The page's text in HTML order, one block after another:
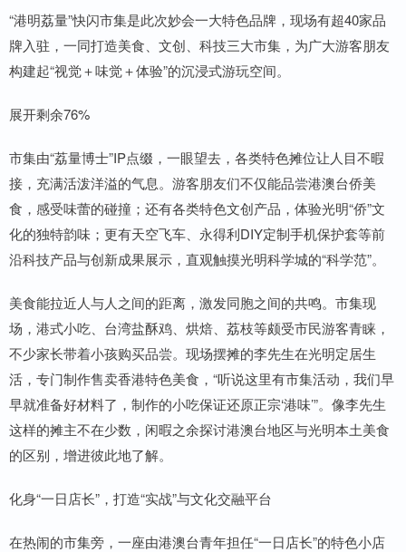
“港明荔量”快闪市集是此次妙会一大特色品牌，现场有超40家品
牌入驻，一同打造美食、文创、科技三大市集，为广大游客朋友
构建起“视觉＋味觉＋体验”的沉浸式游玩空间。
展开剩余76%
市集由“荔量博士”IP点缀，一眼望去，各类特色摊位让人目不暇
接，充满活泼洋溢的气息。游客朋友们不仅能品尝港澳台侨美
食，感受味蕾的碰撞；还有各类特色文创产品，体验光明“侨”文
化的独特韵味；更有天空飞车、永得利DIY定制手机保护套等前
沿科技产品与创新成果展示，直观触摸光明科学城的“科学范”。
美食能拉近人与人之间的距离，激发同胞之间的共鸣。市集现
场，港式小吃、台湾盐酥鸡、烘焙、荔枝等颇受市民游客青睐，
不少家长带着小孩购买品尝。现场摆摊的李先生在光明定居生
活，专门制作售卖香港特色美食，“听说这里有市集活动，我们早
早就准备好材料了，制作的小吃保证还原正宗‘港味’”。像李先生
这样的摊主不在少数，闲暇之余探讨港澳台地区与光明本土美食
的区别，增进彼此地了解。
化身“一日店长”，打造“实战”与文化交融平台
在热闹的市集旁，一座由港澳台青年担任“一日店长”的特色小店